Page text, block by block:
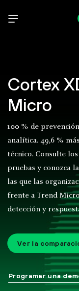
Cortex
Micro
100 % de
analítica. 49,6 %
técnico. Consulte
pruebas y conozca
las que las
frente a Trend
detección y
Ver la
Programar una